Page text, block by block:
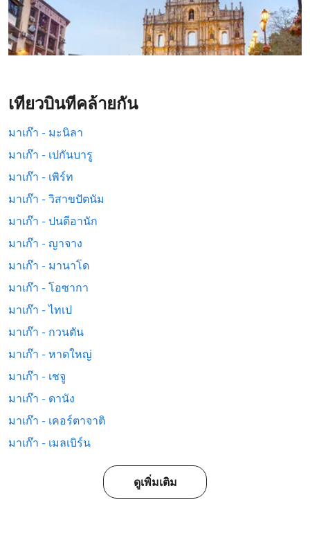
เที่ยวบินที่คล้ายกัน
มาเก๊า - มะนิลา
มาเก๊า - เปกันบารู
มาเก๊า - เพิร์ท
มาเก๊า - วิสาขปัตนัม
มาเก๊า - ปนตีอานัก
มาเก๊า - ญาจาง
มาเก๊า - มานาโด
มาเก๊า - โอซากา
มาเก๊า - ไทเป
มาเก๊า - กวนตัน
มาเก๊า - หาดใหญ่
มาเก๊า - เชจู
มาเก๊า - ดานัง
มาเก๊า - เคอร์ตาจาติ
มาเก๊า - เมลเบิร์น
ดูเพิ่มเติม